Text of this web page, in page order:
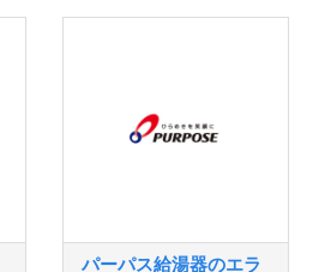
パーパス給湯器のエラ